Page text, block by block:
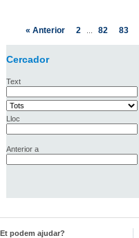
« Anterior 2 82 83
Cercador
Text
Lloc
Anterior a
Et podem ajudar?